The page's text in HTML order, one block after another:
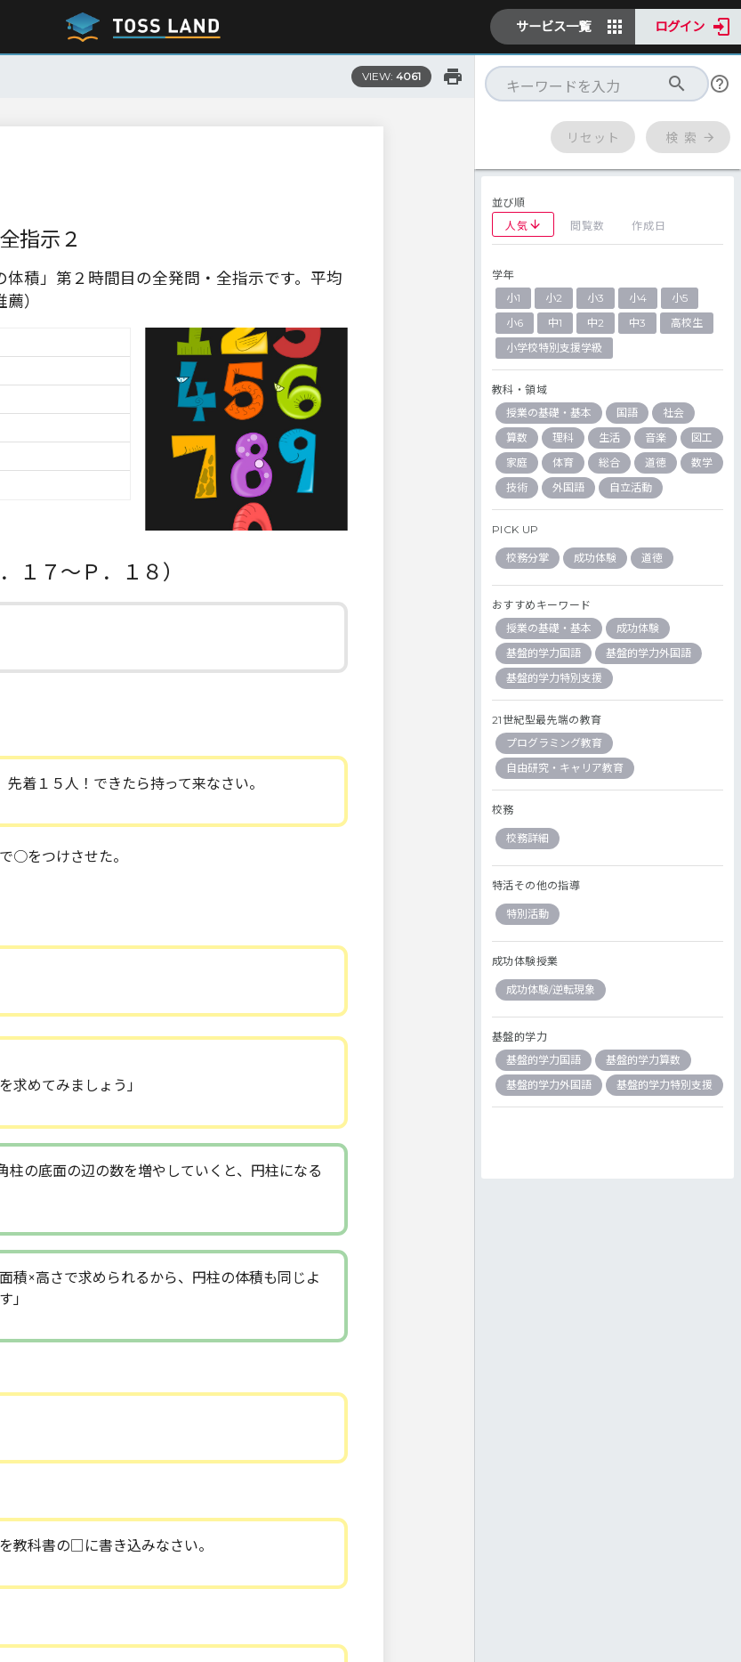
サービス一覧 ログイン
VIEW: 4061
指示２
積」第２時間目の全発問・全指示です。平均
）
７～Ｐ．１８）
着１５人！できたら持って来なさい。
○をつけさせた。
求めてみましょう」
柱の底面の辺の数を増やしていくと、円柱になる
積×高さで求められるから、円柱の体積も同じよ
」
教科書の□に書き込みなさい。
リセット 検 索
並び順
人気
閲覧数 作成日
学年
小1
小2 小3 小4
小5
小6
中1 中2 中3
高校生
小学校特別支援学級
教科・領域
授業の基礎・基本
国語
社会
算数
理科 生活 音楽
図工
家庭
体育 総合 道徳
数学
技術
外国語 自立活動
PICK UP
校務分掌 成功体験 道徳
おすすめキーワード
授業の基礎・基本
成功体験
基盤的学力国語
基盤的学力外国語
基盤的学力特別支援
21世紀型最先端の教育
プログラミング教育
自由研究・キャリア教育
校務
校務詳細
特活その他の指導
特別活動
成功体験授業
成功体験/逆転現象
基盤的学力
基盤的学力国語
基盤的学力算数
基盤的学力外国語
基盤的学力特別支援